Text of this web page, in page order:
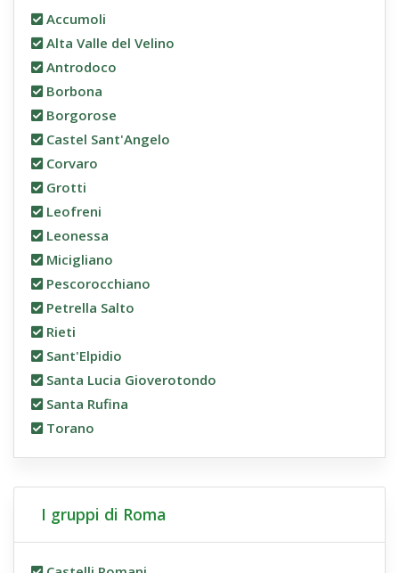
Accumoli
Alta Valle del Velino
Antrodoco
Borbona
Borgorose
Castel Sant'Angelo
Corvaro
Grotti
Leofreni
Leonessa
Micigliano
Pescorocchiano
Petrella Salto
Rieti
Sant'Elpidio
Santa Lucia Gioverotondo
Santa Rufina
Torano
I gruppi di Roma